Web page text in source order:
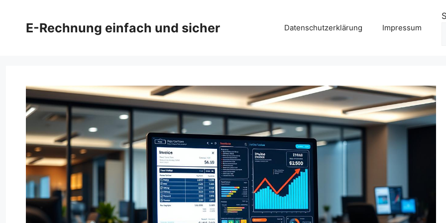
springenE-Rechnung einfach und sicher Datenschutzerklärung Impressum